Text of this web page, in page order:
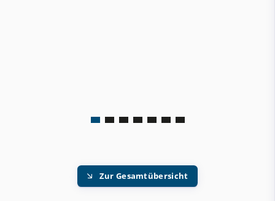
Zur Gesamtübersicht